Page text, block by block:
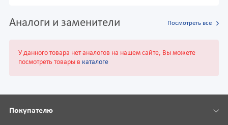
Аналоги и заменители Посмотреть все
У данного товара нет аналогов на нашем сайте, Вы можете
посмотреть товары в каталоге
Покупателю